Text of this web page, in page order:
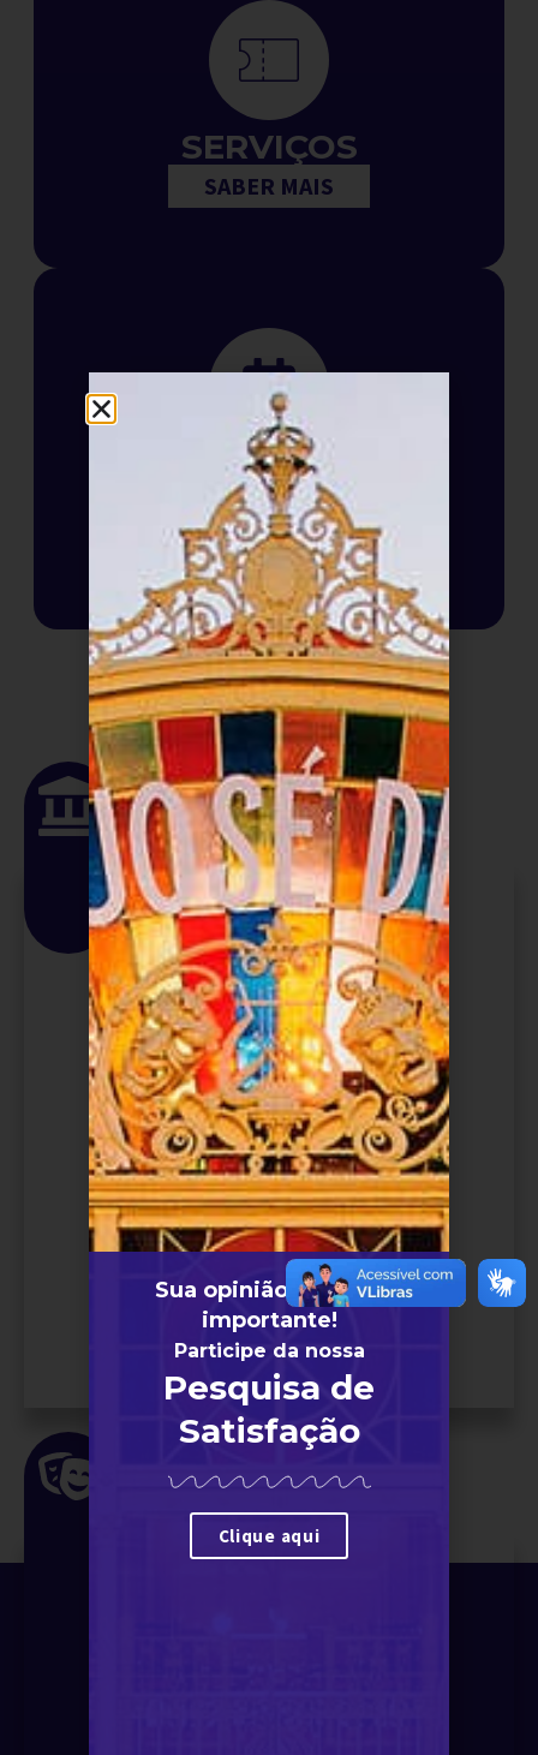
SERVIÇOS
SABER MAIS
AGENDA DE
PROGRAMAÇÃO
SABER MAIS
Como Chegar
Sua opinião é muito
importante!
Participe da nossa
Pesquisa de
Satisfação
Clique aqui